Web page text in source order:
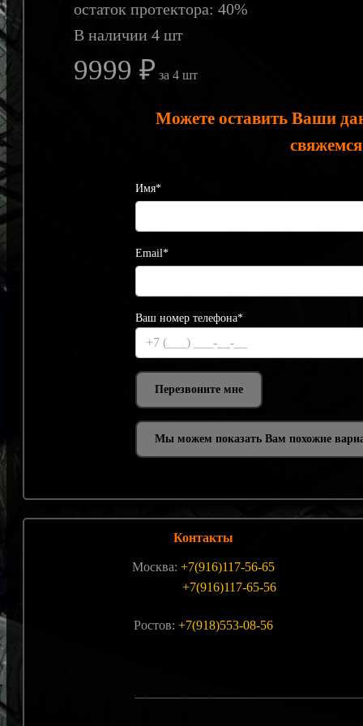
остаток протектора: 40%
В наличии 4 шт
9999 ₽ за 4 шт
Можете оставить Ваши
свяжемся
Имя*
Email*
Ваш номер телефона*
Мы можем показать Вам похожие
Контакты
Москва: +7(916)117-56-65
+7(916)117-65-56
Ростов: +7(918)553-08-56